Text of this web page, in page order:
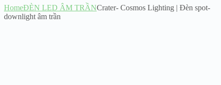
HomeĐÈN LED ÂM TRẦNCrater- Cosmos Lighting | Đèn spot-
downlight âm trần